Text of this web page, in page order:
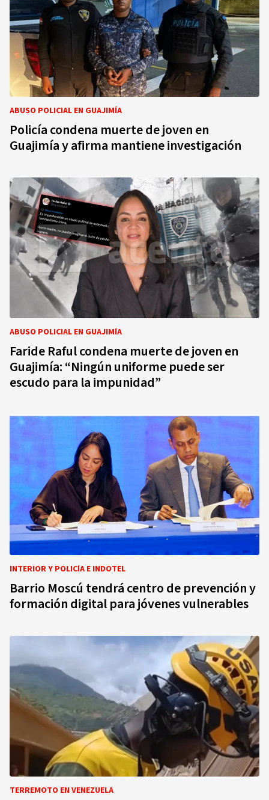
ABUSO POLICIAL EN GUAJIMÍA
Policía condena muerte de joven en
Guajimía y afirma mantiene investigación
ABUSO POLICIAL EN GUAJIMÍA
Faride Raful condena muerte de joven en
Guajimía: “Ningún uniforme puede ser
escudo para la impunidad”
INTERIOR Y POLICÍA E INDOTEL
Barrio Moscú tendrá centro de prevención y
formación digital para jóvenes vulnerables
TERREMOTO EN VENEZUELA